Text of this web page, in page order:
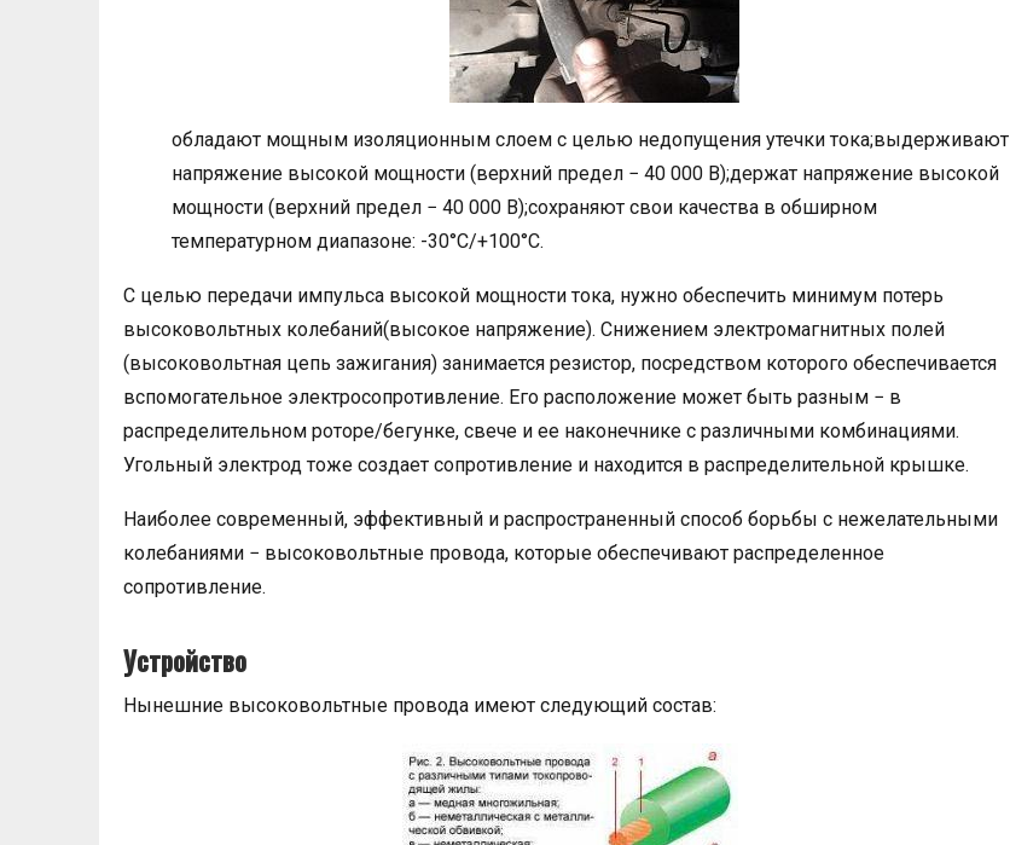
обладают мощным изоляционным слоем с целью недопущения утечки тока;выдерживают
напряжение высокой мощности (верхний предел − 40 000 В);держат напряжение высокой
мощности (верхний предел − 40 000 В);сохраняют свои качества в обширном
температурном диапазоне: -30°С/+100°С.
С целью передачи импульса высокой мощности тока, нужно обеспечить минимум потерь
высоковольтных колебаний(высокое напряжение). Снижением электромагнитных полей
(высоковольтная цепь зажигания) занимается резистор, посредством которого обеспечивается
вспомогательное электросопротивление. Его расположение может быть разным − в
распределительном роторе/бегунке, свече и ее наконечнике с различными комбинациями.
Угольный электрод тоже создает сопротивление и находится в распределительной крышке.
Наиболее современный, эффективный и распространенный способ борьбы с нежелательными
колебаниями − высоковольтные провода, которые обеспечивают распределенное
сопротивление.
Устройство
Нынешние высоковольтные провода имеют следующий состав: